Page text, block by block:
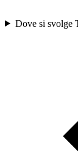
Dove si svolge